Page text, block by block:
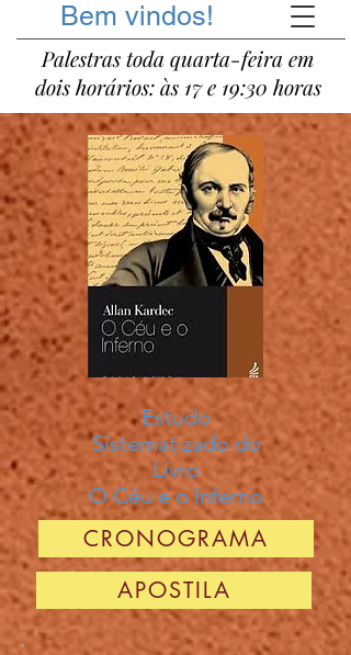
Bem vindos!
Palestras toda quarta-feira em
dois horários: às 17 e 19:30 horas
Estudo
Sistematizado do
Livro
O Céu e o Inferno
CRONOGRAMA
APOSTILA